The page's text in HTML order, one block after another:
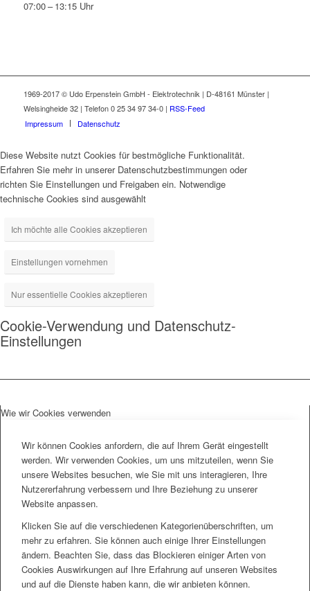
07:00 – 13:15 Uhr
1969-2017 © Udo Erpenstein GmbH - Elektrotechnik | D-48161 Münster |
Welsingheide 32 | Telefon 0 25 34 97 34-0 | RSS-Feed
Impressum
Datenschutz
Diese Website nutzt Cookies für bestmögliche Funktionalität.
Erfahren Sie mehr in unserer Datenschutzbestimmungen oder
richten Sie Einstellungen und Freigaben ein. Notwendige
technische Cookies sind ausgewählt
Ich möchte alle Cookies akzeptieren
Einstellungen vornehmen
Nur essentielle Cookies akzeptieren
Cookie-Verwendung und Datenschutz-
Einstellungen
Wie wir Cookies verwenden
Wir können Cookies anfordern, die auf Ihrem Gerät eingestellt
werden. Wir verwenden Cookies, um uns mitzuteilen, wenn Sie
unsere Websites besuchen, wie Sie mit uns interagieren, Ihre
Nutzererfahrung verbessern und Ihre Beziehung zu unserer
Website anpassen.
Klicken Sie auf die verschiedenen Kategorienüberschriften, um
mehr zu erfahren. Sie können auch einige Ihrer Einstellungen
ändern. Beachten Sie, dass das Blockieren einiger Arten von
Cookies Auswirkungen auf Ihre Erfahrung auf unseren Websites
und auf die Dienste haben kann, die wir anbieten können.